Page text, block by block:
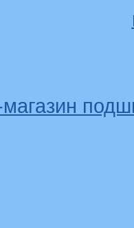
магазин